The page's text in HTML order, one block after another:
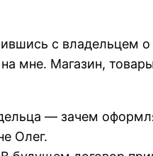
с владельцем
мне. Магазин,
— зачем
Олег.